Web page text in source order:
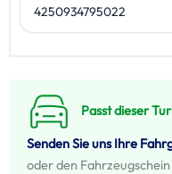
4250934795022
Passt dieser
Senden Sie uns Ihre
oder den